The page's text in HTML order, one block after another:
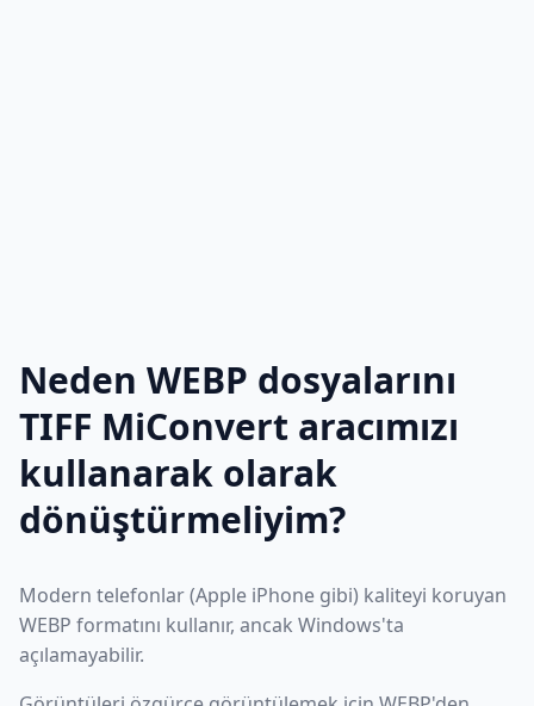
Neden WEBP dosyalarını
TIFF MiConvert aracımızı
kullanarak olarak
dönüştürmeliyim?
Modern telefonlar (Apple iPhone gibi) kaliteyi koruyan
WEBP formatını kullanır, ancak Windows'ta
açılamayabilir.